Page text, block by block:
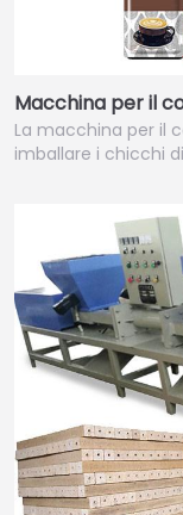
Macchina per il
La macchina per il
imballare i chicchi